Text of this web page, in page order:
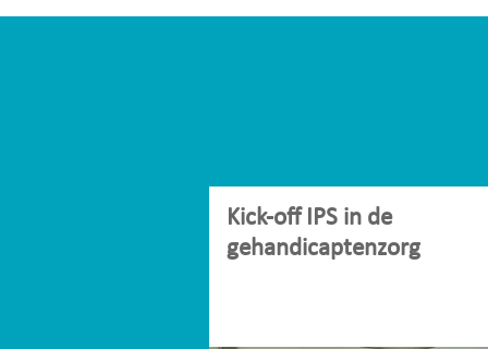
Kick-off IPS in de
gehandicaptenzorg